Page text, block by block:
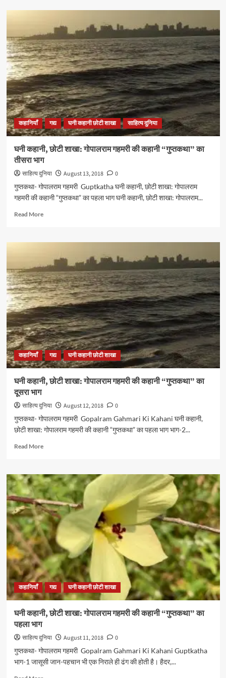
घनी
शाखा:
गोपालराम
गहमरी की
कहानी
“गुप्तकथा”
का
चौथा
भाग
कहानियाँ गद्य घनी कहानी छोटी शाखा साहित्य दुनिया
घनी कहानी, छोटी शाखा: गोपालराम गहमरी की कहानी “गुप्तकथा” का
तीसरा भाग
साहित्य दुनिया August 13, 2018
0
गुप्तकथा- गोपालराम गहमरी Guptkatha घनी कहानी, छोटी शाखा: गोपालराम
गहमरी की कहानी “गुप्तकथा” का पहला भाग घनी कहानी, छोटी शाखा: गोपालराम...
Read MoreRead
घनी
शाखा:
गोपालराम
गहमरी की
कहानी
“गुप्तकथा”
का
तीसरा
भाग
कहानियाँ गद्य घनी कहानी छोटी शाखा
घनी कहानी, छोटी शाखा: गोपालराम गहमरी की कहानी “गुप्तकथा” का
दूसरा भाग
साहित्य दुनिया August 12, 2018
0
गुप्तकथा- गोपालराम गहमरी Gopalram Gahmari Ki Kahani घनी कहानी,
छोटी शाखा: गोपालराम गहमरी की कहानी “गुप्तकथा” का पहला भाग भाग-2...
Read MoreRead
घनी
कहानी,
छोटी
शाखा:
गोपालराम
गहमरी की
कहानी
“गुप्तकथा”
का
दूसरा
भाग
कहानियाँ गद्य घनी कहानी छोटी शाखा
घनी कहानी, छोटी शाखा: गोपालराम गहमरी की कहानी “गुप्तकथा” का
पहला भाग
साहित्य दुनिया August 11, 2018
0
गुप्तकथा- गोपालराम गहमरी Gopalram Gahmari Ki Kahani Guptkatha
भाग-1 जासूसी जान-पहचान भी एक निराले ही ढंग की होती है। हैदर,...